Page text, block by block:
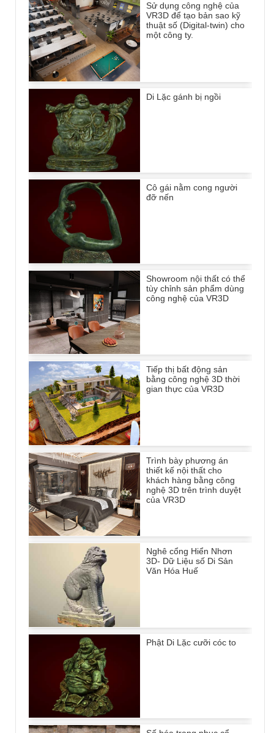
Sử dụng công nghệ của
VR3D để tạo bản sao kỹ
thuật số (Digital-twin) cho
một công ty.
Di Lặc gánh bị ngồi
Cô gái nằm cong người
đỡ nến
Showroom nội thất có thể
tùy chỉnh sản phẩm dùng
công nghệ của VR3D
Tiếp thị bất động sản
bằng công nghệ 3D thời
gian thực của VR3D
Trình bày phương án
thiết kế nội thất cho
khách hàng bằng công
nghệ 3D trên trình duyệt
của VR3D
Nghê cổng Hiển Nhơn
3D- Dữ Liệu số Di Sản
Văn Hóa Huế
Phật Di Lặc cưỡi cóc to